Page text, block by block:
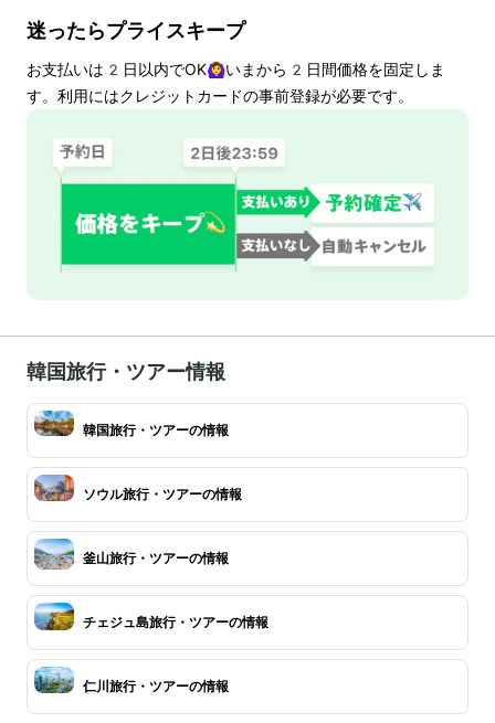
迷ったらプライスキープ
お支払いは 2 日以内でOK🙆‍♀️いまから 2 日間価格を固定しま
す。利用にはクレジットカードの事前登録が必要です。
韓国旅行・ツアー情報
韓国旅行・ツアーの情報
ソウル旅行・ツアーの情報
釜山旅行・ツアーの情報
チェジュ島旅行・ツアーの情報
仁川旅行・ツアーの情報